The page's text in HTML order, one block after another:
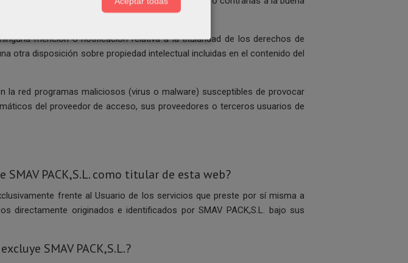
mención o notificación relativa a la titularidad de los derechos de
otra disposición sobre propiedad intelectual incluidas en el contenido del
la red programas maliciosos (virus o malware) susceptibles de provocar
del proveedor de acceso, sus proveedores o terceros usuarios de
SMAV PACK,S.L. como titular de esta web?
frente al Usuario de los servicios que preste por sí misma a
directamente originados e identificados por SMAV PACK,S.L. bajo sus
SMAV PACK,S.L.?